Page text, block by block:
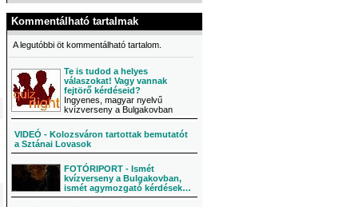
Kommentálható tartalmak
A legutóbbi öt kommentálható tartalom.
Te is tudod a helyes
válaszokat! Vagy vannak
fejtörő kérdéseid?
Ingyenes, magyar nyelvű
kvízverseny a Bulgakovban
VIDEÓ - Kolozsváron tartottak bemutatót
a Sztánai Lovasok
FOTÓRIPORT - Ismét
kvízverseny a Bulgakovban,
ismét agymozgató kérdések…